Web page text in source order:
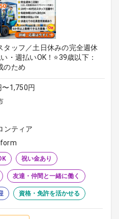
タッフ／土日休みの完全週休
・週払いOK！⭐️39歳以下：
のため
1,750円
ンティア
祝い金あり
友達・仲間と一緒に働く
資格・免許を活かせる